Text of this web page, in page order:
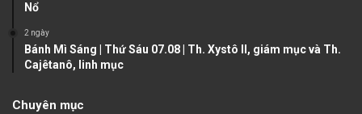
Nổ
2 ngày
Bánh Mì Sáng | Thứ Sáu 07.08 | Th. Xystô II, giám mục và Th.
Cajêtanô, linh mục
Chuyên mục